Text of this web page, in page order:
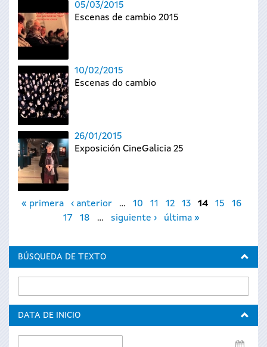
05/03/2015
Escenas de cambio 2015
10/02/2015
Escenas do cambio
26/01/2015
Exposición CineGalicia 25
Páginas
« primera ‹ anterior … 10 11 12 13 14 15
16
17
18 … siguiente › última »
BÚSQUEDA DE TEXTO
DATA DE INICIO